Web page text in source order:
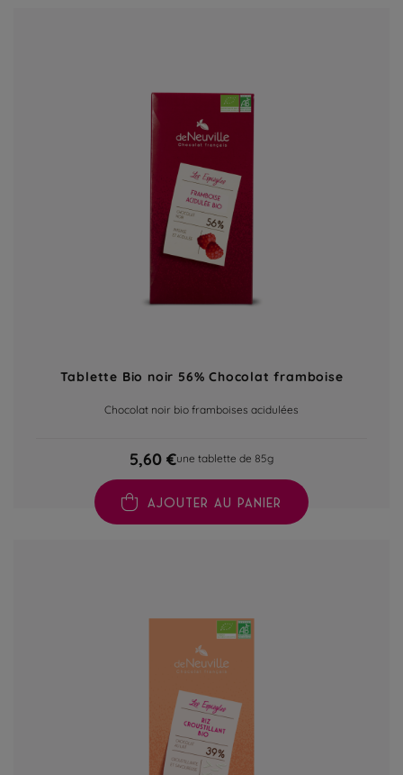
Tablette Bio noir 56% Chocolat framboise
Chocolat noir bio framboises acidulées
5,60 €une tablette de 85g
AJOUTER AU PANIER